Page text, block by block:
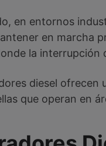
en entornos
en marcha
la interrupción
diesel ofrecen
que operan en